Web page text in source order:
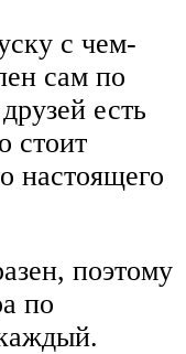
с чем-
сам по
есть
стоит
настоящего
поэтому
по